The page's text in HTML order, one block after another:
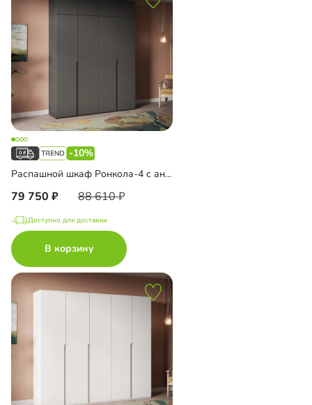
-10%
Распашной шкаф Ронкола-4 с антресолью
79 750 88 610
Доступно для доставки
В корзину